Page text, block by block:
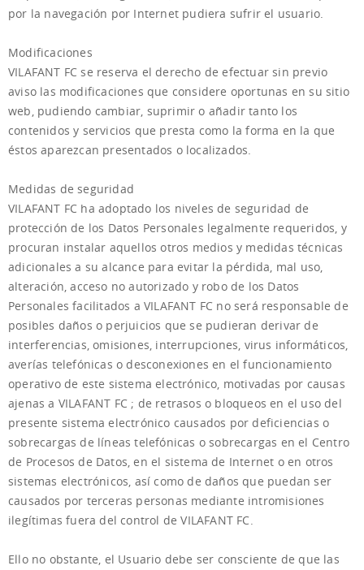
por la navegación por Internet pudiera sufrir el usuario.
Modificaciones
VILAFANT FC se reserva el derecho de efectuar sin previo
aviso las modificaciones que considere oportunas en su sitio
web, pudiendo cambiar, suprimir o añadir tanto los
contenidos y servicios que presta como la forma en la que
éstos aparezcan presentados o localizados.
Medidas de seguridad
VILAFANT FC ha adoptado los niveles de seguridad de
protección de los Datos Personales legalmente requeridos, y
procuran instalar aquellos otros medios y medidas técnicas
adicionales a su alcance para evitar la pérdida, mal uso,
alteración, acceso no autorizado y robo de los Datos
Personales facilitados a VILAFANT FC no será responsable de
posibles daños o perjuicios que se pudieran derivar de
interferencias, omisiones, interrupciones, virus informáticos,
averías telefónicas o desconexiones en el funcionamiento
operativo de este sistema electrónico, motivadas por causas
ajenas a VILAFANT FC ; de retrasos o bloqueos en el uso del
presente sistema electrónico causados por deficiencias o
sobrecargas de líneas telefónicas o sobrecargas en el Centro
de Procesos de Datos, en el sistema de Internet o en otros
sistemas electrónicos, así como de daños que puedan ser
causados por terceras personas mediante intromisiones
ilegítimas fuera del control de VILAFANT FC.
Ello no obstante, el Usuario debe ser consciente de que las